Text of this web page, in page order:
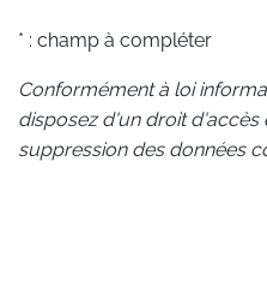
* : champ à compléter
Conformément à loi
disposez d'un droit d'accès
suppression des données